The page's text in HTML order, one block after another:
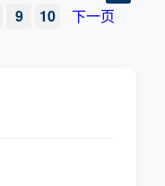
9 10
下一页